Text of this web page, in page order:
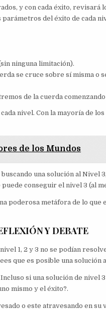
y con cada éxito, revisará
del éxito de cada
ninguna limitación).
se cruce sobre sí misma o
de la cuerda
nivel. Con la mayoría de
de los Mundos
una solución al
conseguir el nivel 3 (al
poderosa metáfora de lo que
Y DEBATE
1, 2 y 3 no se podían
que es posible una solución
si una solución de nivel
mismo y el éxito?.
o este atravesando en su